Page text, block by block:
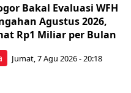
Bakal Evaluasi WFH
Agustus 2026,
Rp1 Miliar per Bulan
Jumat, 7 Agu 2026 - 20:18